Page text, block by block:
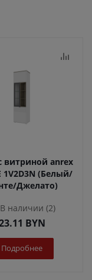
витриной anrex
1V2D3N (Белый/
Джелато)
В наличии (2)
BYN
Подробнее